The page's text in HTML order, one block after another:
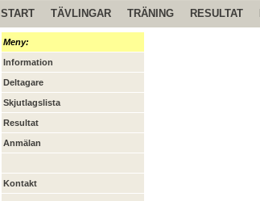
START TÄVLINGAR TRÄNING RESULTAT
Meny:
Information
Deltagare
Skjutlagslista
Resultat
Anmälan
Kontakt